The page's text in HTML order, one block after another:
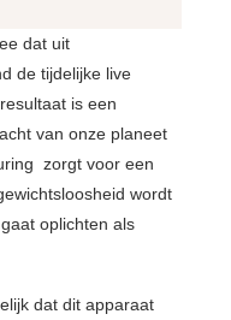
dat uit
de tijdelijke live
is een
van onze planeet
zorgt voor een
wordt
oplichten als
dat dit apparaat